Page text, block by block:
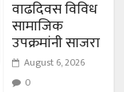
वाढदिवस विविध
सामाजिक
उपक्रमांनी साजरा
August 6, 2026
0